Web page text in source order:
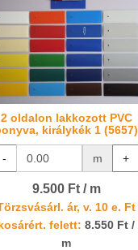
2 oldalon lakkozott PVC
királykék 1 (5657)
- m +
9.500 Ft / m
ár, v. 10 e. Ft
kosárért. felett: 8.550 Ft /
m